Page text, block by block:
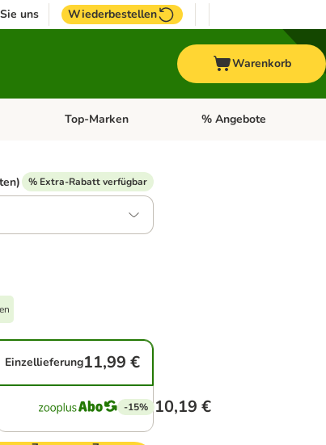
uns Wiederbestellen
Warenkorb
Menü öffnen: VogelKategorie-Menü öffnen: Pferd
Top-Marken Kategorie-Menü öffnen:
% Angebote
% Extra-Rabatt verfügbar
Einzellieferung11,99 €
-15% 10,19 €